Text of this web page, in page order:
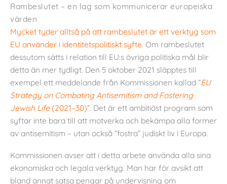
Rambeslutet – en lag som kommunicerar europeiska
värden
Mycket tyder alltså på att rambeslutet är ett verktyg som
EU använder i identitetspolitiskt syfte. Om rambeslutet
dessutom sätts i relation till EU:s övriga politiska mål blir
detta än mer tydligt. Den 5 oktober 2021 släpptes till
exempel ett meddelande från Kommissionen kallad ”EU
Strategy on Combating Antisemitism and Fostering
Jewish Life(2021–30)”. Det är ett ambitiöst program som
syftar inte bara till att motverka och bekämpa alla former
av antisemitism – utan också ”fostra” judiskt liv i Europa.
Kommissionen avser att i detta arbete använda alla sina
ekonomiska och legala verktyg. Man har för avsikt att
bland annat satsa pengar på undervisning om